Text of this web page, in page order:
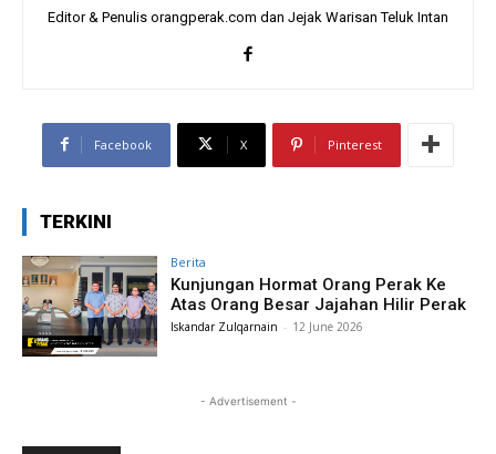
Editor & Penulis orangperak.com dan Jejak Warisan Teluk Intan
Facebook X Pinterest
TERKINI
Berita
Kunjungan Hormat Orang Perak Ke
Atas Orang Besar Jajahan Hilir Perak
Iskandar Zulqarnain - 12 June 2026
- Advertisement -